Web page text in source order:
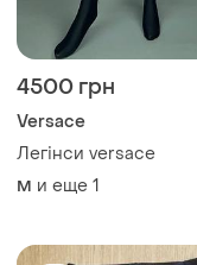
4500 грн
Versace
Легінси versace
M и еще 1